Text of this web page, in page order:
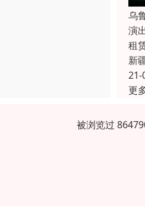
乌
演
租
新
21-
更
被浏览过